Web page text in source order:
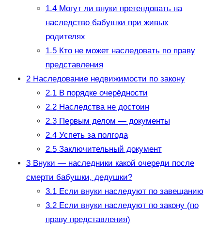
1.4Могут ли внуки претендовать на
наследство бабушки при живых
родителях
1.5Кто не может наследовать по праву
представления
2Наследование недвижимости по закону
2.1В порядке очерёдности
2.2Наследства не достоин
2.3Первым делом — документы
2.4Успеть за полгода
2.5Заключительный документ
3Внуки — наследники какой очереди после
смерти бабушки, дедушки?
3.1Если внуки наследуют по завещанию
3.2Если внуки наследуют по закону (по
праву представления)